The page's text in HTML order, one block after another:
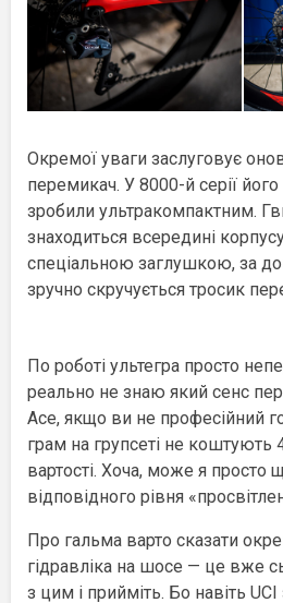
Окремої уваги заслуговує
перемикач. У 8000-й серії
зробили ультракомпактним.
знаходиться всередині
спеціальною заглушкою, за
зручно скручується тросик
По роботі ультегра просто
реально не знаю який сенс
Ace, якщо ви не професійний
грам на групсеті не коштують
вартості. Хоча, може я просто
відповідного рівня
Про гальма варто сказати
гідравліка на шосе — це вже
з цим і прийміть. Бо навіть